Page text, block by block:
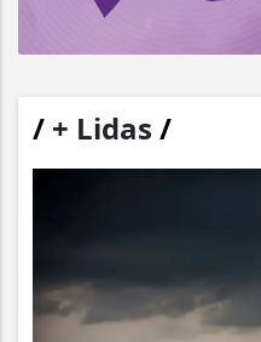
/ + Lidas /